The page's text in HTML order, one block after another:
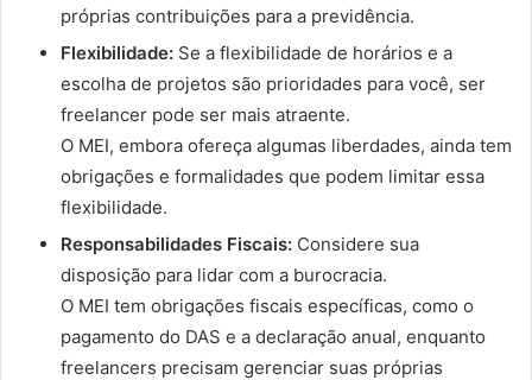
próprias contribuições para a previdência.
Flexibilidade: Se a flexibilidade de horários e a
escolha de projetos são prioridades para você, ser
freelancer pode ser mais atraente.
O MEI, embora ofereça algumas liberdades, ainda tem
obrigações e formalidades que podem limitar essa
flexibilidade.
Responsabilidades Fiscais: Considere sua
disposição para lidar com a burocracia.
O MEI tem obrigações fiscais específicas, como o
pagamento do DAS e a declaração anual, enquanto
freelancers precisam gerenciar suas próprias